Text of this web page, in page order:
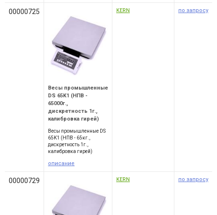
00000725
Весы промышленные
DS 65K1 (НПВ -
65000г.,
дискретность 1г.,
калибровка гирей)
Весы промышленные DS
65K1 (НПВ - 65кг.,
дискретность 1г.,
калибровка гирей)
описание
KERN по запросу
00000729 KERN по запросу